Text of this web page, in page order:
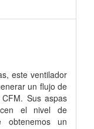
este ventilador
un flujo de
Sus aspas
el nivel de
un